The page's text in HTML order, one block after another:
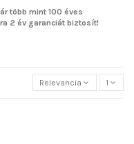
több mint 100 éves
2 év garanciát biztosít!
Relevancia 1